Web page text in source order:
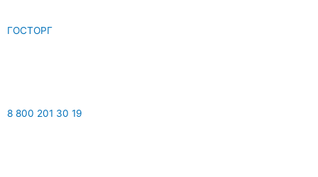
ГОСТОРГ
8 800 201 30 19